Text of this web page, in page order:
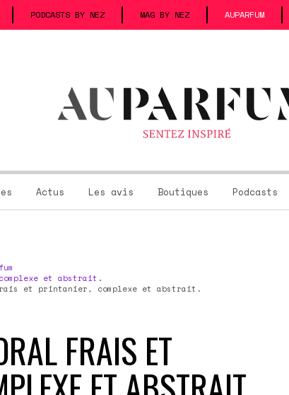
PODCASTS BY NEZ MAG BY NEZ AUPARFUM
Actus Les avis Boutiques Podcasts
et abstrait.
et printanier, complexe et abstrait.
FRAIS ET